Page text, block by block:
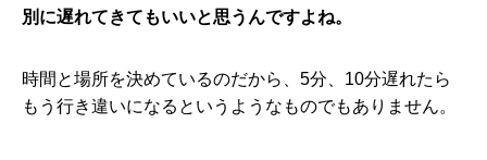
別に遅れてきてもいいと思うんですよね。
時間と場所を決めているのだから、5分、10分遅れたら
もう行き違いになるというようなものでもありません。